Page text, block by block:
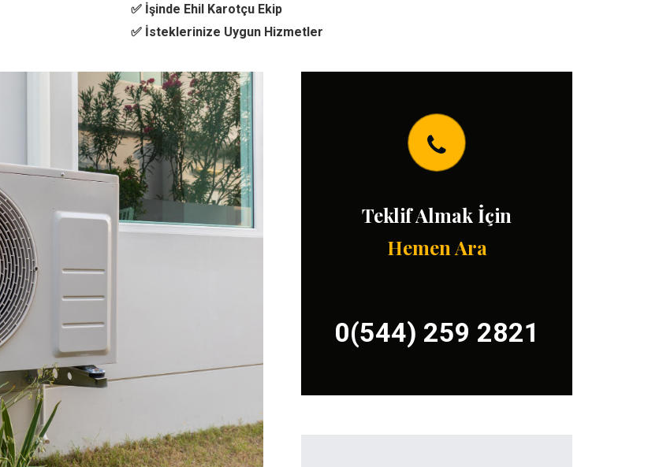
✅ İşinde Ehil Karotçu Ekip
✅ İsteklerinize Uygun Hizmetler
Teklif Almak İçin
Hemen Ara
0(544) 259 2821